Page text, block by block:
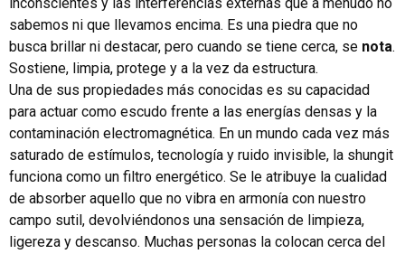
sabemos ni que llevamos encima. Es una piedra que no
busca brillar ni destacar, pero cuando se tiene cerca, se nota.
Sostiene, limpia, protege y a la vez da estructura.
Una de sus propiedades más conocidas es su capacidad
para actuar como escudo frente a las energías densas y la
contaminación electromagnética. En un mundo cada vez más
saturado de estímulos, tecnología y ruido invisible, la shungit
funciona como un filtro energético. Se le atribuye la cualidad
de absorber aquello que no vibra en armonía con nuestro
campo sutil, devolviéndonos una sensación de limpieza,
ligereza y descanso. Muchas personas la colocan cerca del